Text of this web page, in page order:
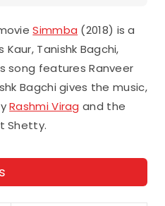
Simmba (2018) is a
Tanishk Bagchi,
song features Ranveer
Bagchi gives the music,
Rashmi Virag and the
Shetty.